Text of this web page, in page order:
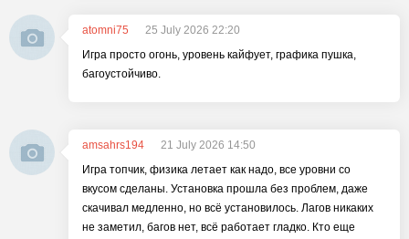
atomni75
25 July 2026 22:20
Игра просто огонь, уровень кайфует, графика пушка,
багоустойчиво.
amsahrs194
21 July 2026 14:50
Игра топчик, физика летает как надо, все уровни со
вкусом сделаны. Установка прошла без проблем, даже
скачивал медленно, но всё установилось. Лагов никаких
не заметил, багов нет, всё работает гладко. Кто еще